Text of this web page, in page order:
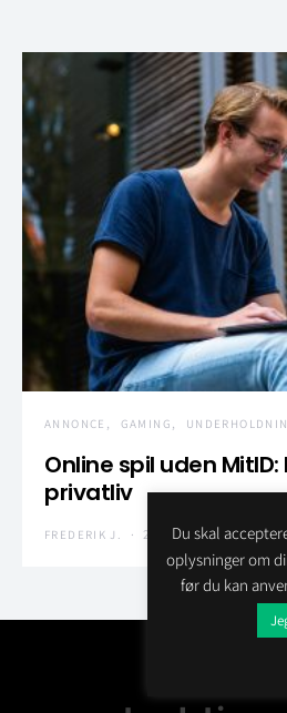
ANNONCE GAMING
Online spil uden
privatliv
FREDERIK J. 25. juni 2024 No
Du skal
oplysninger om
før du kan